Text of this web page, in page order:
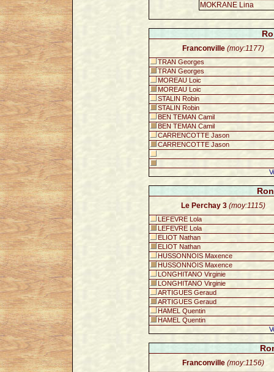
MOKRANE Lina
Franconville (moy:1177)
TRAN Georges
TRAN Georges
MOREAU Loic
MOREAU Loic
STALIN Robin
STALIN Robin
BEN TEMAN Camil
BEN TEMAN Camil
CARRENCOTTE Jason
CARRENCOTTE Jason
Le Perchay 3 (moy:1115)
LEFEVRE Lola
LEFEVRE Lola
ELIOT Nathan
ELIOT Nathan
HUSSONNOIS Maxence
HUSSONNOIS Maxence
LONGHITANO Virginie
LONGHITANO Virginie
ARTIGUES Geraud
ARTIGUES Geraud
HAMEL Quentin
HAMEL Quentin
Franconville (moy:1156)